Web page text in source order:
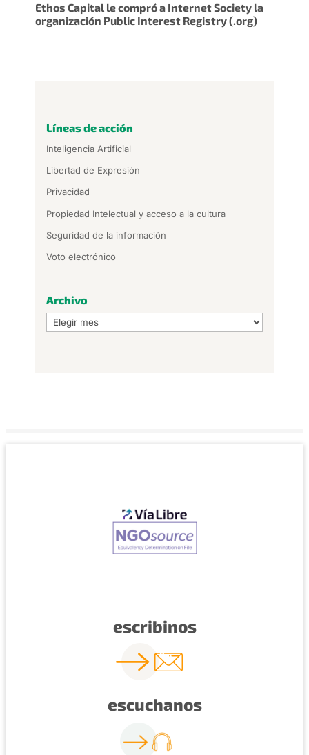
Ethos Capital le compró a Internet Society la
organización Public Interest Registry (.org)
Líneas de acción
Inteligencia Artificial
Libertad de Expresión
Privacidad
Propiedad Intelectual y acceso a la cultura
Seguridad de la información
Voto electrónico
Archivo
Archivo
escribinos
escuchanos